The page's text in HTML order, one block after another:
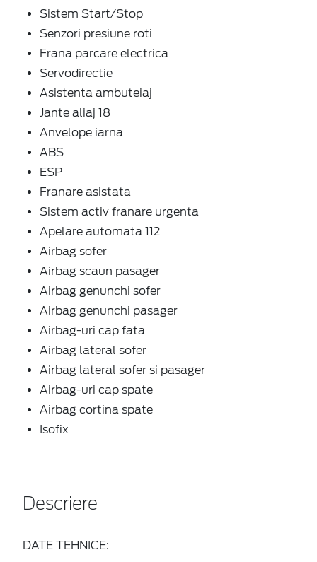
Sistem Start/Stop
Senzori presiune roti
Frana parcare electrica
Servodirectie
Asistenta ambuteiaj
Jante aliaj 18
Anvelope iarna
ABS
ESP
Franare asistata
Sistem activ franare urgenta
Apelare automata 112
Airbag sofer
Airbag scaun pasager
Airbag genunchi sofer
Airbag genunchi pasager
Airbag-uri cap fata
Airbag lateral sofer
Airbag lateral sofer si pasager
Airbag-uri cap spate
Airbag cortina spate
Isofix
Descriere
DATE TEHNICE: